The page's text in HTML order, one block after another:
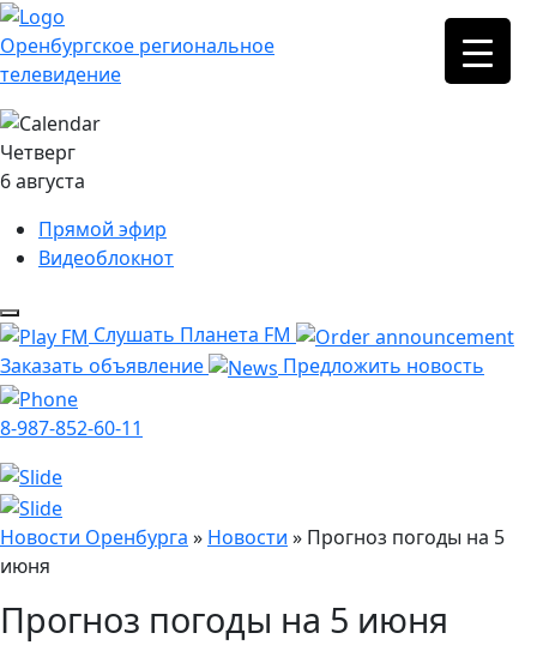
Оренбургское региональное
телевидение
Четверг
6 августа
Прямой эфир
Видеоблокнот
Слушать Планета FM
Заказать объявление
Предложить новость
8-987-852-60-11
Новости Оренбурга » Новости » Прогноз погоды на 5
июня
Прогноз погоды на 5 июня